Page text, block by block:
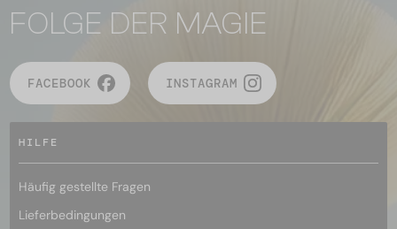
FOLGE DER MAGIE
FACEBOOK INSTAGRAM
HILFE
Häufig gestellte Fragen
Lieferbedingungen